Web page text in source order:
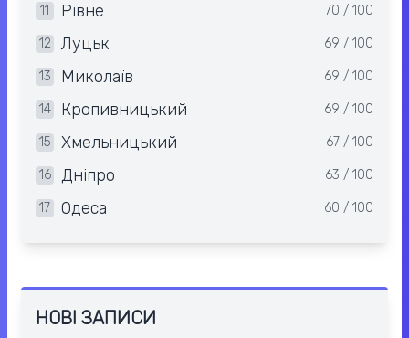
11 Рівне 70 / 100
12 Луцьк 69 / 100
13 Миколаїв 69 / 100
14 Кропивницький 69 / 100
15 Хмельницький 67 / 100
16 Дніпро 63 / 100
17 Одеса 60 / 100
НОВІ ЗАПИСИ